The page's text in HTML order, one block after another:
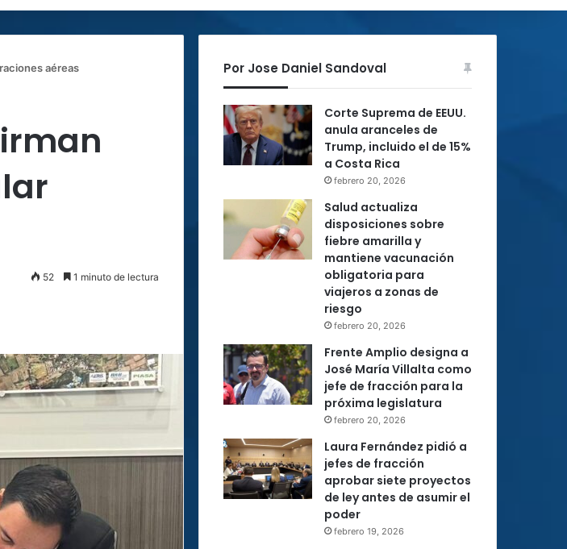
aéreas
52 1 minuto de lectura
Por Jose Daniel Sandoval
Corte Suprema de EEUU.
anula aranceles de
Trump, incluido el de 15%
a Costa Rica
febrero 20, 2026
Salud actualiza
disposiciones sobre
fiebre amarilla y
mantiene vacunación
obligatoria para
viajeros a zonas de
riesgo
febrero 20, 2026
Frente Amplio designa a
José María Villalta como
jefe de fracción para la
próxima legislatura
febrero 20, 2026
Laura Fernández pidió a
jefes de fracción
aprobar siete proyectos
de ley antes de asumir el
poder
febrero 19, 2026